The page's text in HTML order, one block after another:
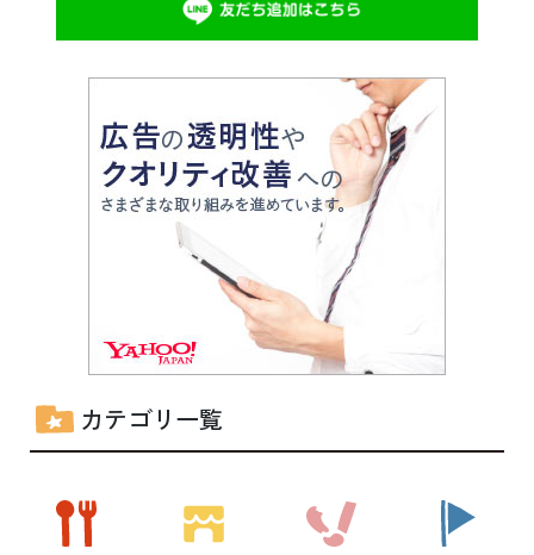
カテゴリ一覧